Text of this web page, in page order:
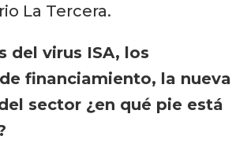
La Tercera.
del virus ISA, los
financiamiento, la nueva
sector ¿en qué pie está